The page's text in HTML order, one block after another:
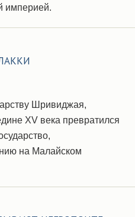
империей.
Шривиджая,
XV века превратился
на Малайском